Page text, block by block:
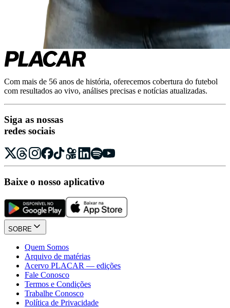
Com mais de 56 anos de história, oferecemos cobertura do futebol
com resultados ao vivo, análises precisas e notícias atualizadas.
Siga as nossas
redes sociais
Baixe o nosso aplicativo
SOBRE
Quem Somos
Arquivo de matérias
Acervo PLACAR — edições
Fale Conosco
Termos e Condições
Trabalhe Conosco
Política de Privacidade